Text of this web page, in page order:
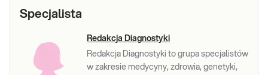
Specjalista
Redakcja Diagnostyki
Redakcja Diagnostyki to grupa specjalistów
w zakresie medycyny, zdrowia, genetyki,